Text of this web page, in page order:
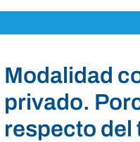
Modalidad
privado.
respecto del